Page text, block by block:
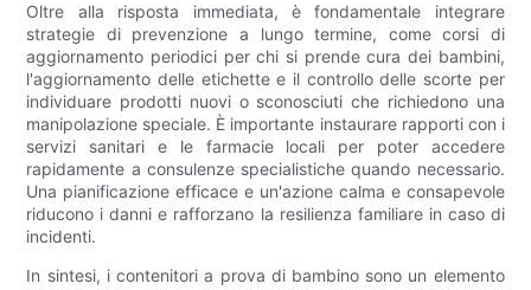
Oltre alla risposta immediata, è fondamentale integrare
strategie di prevenzione a lungo termine, come corsi di
aggiornamento periodici per chi si prende cura dei bambini,
l'aggiornamento delle etichette e il controllo delle scorte per
individuare prodotti nuovi o sconosciuti che richiedono una
manipolazione speciale. È importante instaurare rapporti con i
servizi sanitari e le farmacie locali per poter accedere
rapidamente a consulenze specialistiche quando necessario.
Una pianificazione efficace e un'azione calma e consapevole
riducono i danni e rafforzano la resilienza familiare in caso di
incidenti.
In sintesi, i contenitori a prova di bambino sono un elemento